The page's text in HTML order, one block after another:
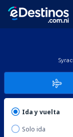
Ida y vuelta
Solo ida